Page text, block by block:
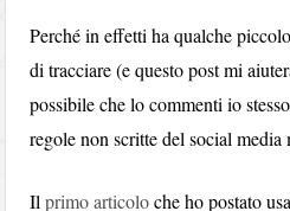
Perché in effetti ha qualche
di tracciare (e questo post mi
possibile che lo commenti io
regole non scritte del social media
Ilprimo articoloche ho postato